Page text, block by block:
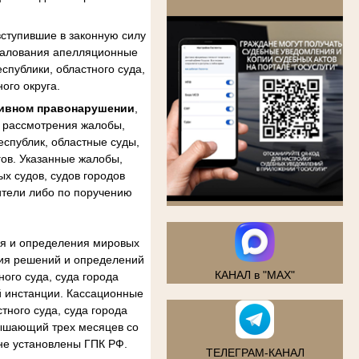
КАНАЛ в "MAX"
ТЕЛЕГРАМ-КАНАЛ
в законную силу
апелляционные
областного суда,
округа.
правонарушении,
жалобы,
областные суды,
Указанные жалобы,
судов, судов городов
либо по поручению
и определения мировых
решений и определений
суда, суда города
инстанции. Кассационные
суда, суда города
трех месяцев со
установлены ГПК РФ.